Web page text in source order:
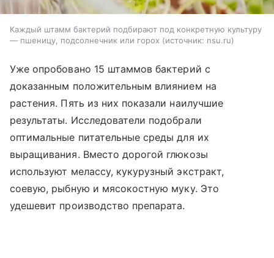
Каждый штамм бактерий подбирают под конкретную культуру
— пшеницу, подсолнечник или горох
источник: nsu.ru
Уже опробовано 15 штаммов бактерий с
доказанным положительным влиянием на
растения. Пять из них показали наилучшие
результаты. Исследователи подобрали
оптимальные питательные среды для их
выращивания. Вместо дорогой глюкозы
используют мелассу, кукурузный экстракт,
соевую, рыбную и мясокостную муку. Это
удешевит производство препарата.